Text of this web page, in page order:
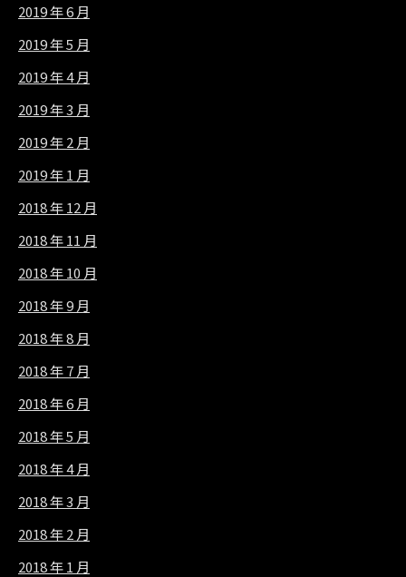
2019 年 6 月
2019 年 5 月
2019 年 4 月
2019 年 3 月
2019 年 2 月
2019 年 1 月
2018 年 12 月
2018 年 11 月
2018 年 10 月
2018 年 9 月
2018 年 8 月
2018 年 7 月
2018 年 6 月
2018 年 5 月
2018 年 4 月
2018 年 3 月
2018 年 2 月
2018 年 1 月